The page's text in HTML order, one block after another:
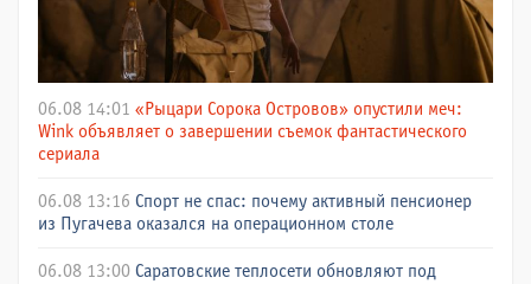
06.08 14:01 «Рыцари Сорока Островов» опустили меч:
Wink объявляет о завершении съемок фантастического
сериала
06.08 13:16 Спорт не спас: почему активный пенсионер
из Пугачева оказался на операционном столе
06.08 13:00 Саратовские теплосети обновляют под